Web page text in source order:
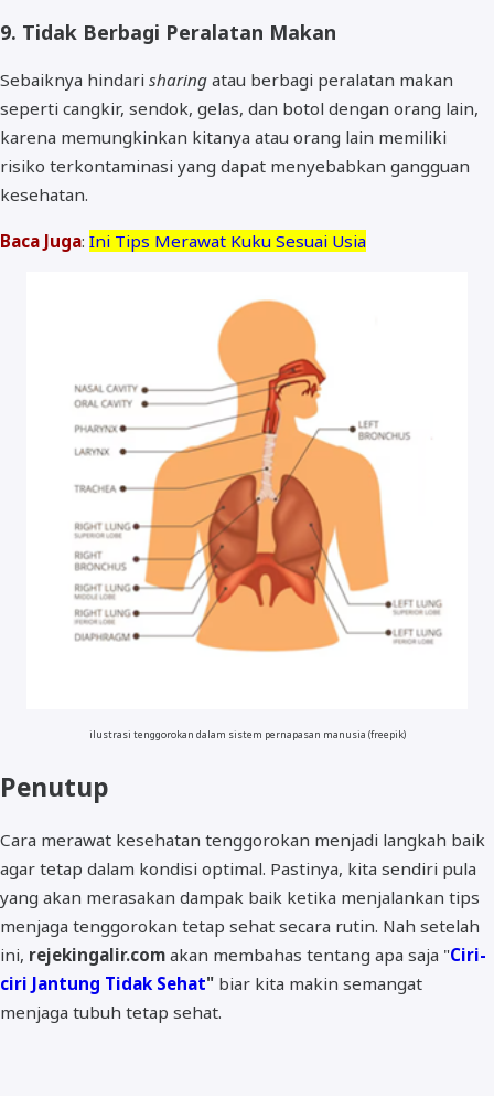
9. Tidak Berbagi Peralatan Makan
Sebaiknya hindari sharing atau berbagi peralatan makan
seperti cangkir, sendok, gelas, dan botol dengan orang lain,
karena memungkinkan kitanya atau orang lain memiliki
risiko terkontaminasi yang dapat menyebabkan gangguan
kesehatan.
Baca Juga: Ini Tips Merawat Kuku Sesuai Usia
ilustrasi tenggorokan dalam sistem pernapasan manusia (freepik)
Penutup
Cara merawat kesehatan tenggorokan menjadi langkah baik
agar tetap dalam kondisi optimal. Pastinya, kita sendiri pula
yang akan merasakan dampak baik ketika menjalankan tips
menjaga tenggorokan tetap sehat secara rutin. Nah setelah
ini, rejekingalir.com akan membahas tentang apa saja "Ciri-
ciri Jantung Tidak Sehat" biar kita makin semangat
menjaga tubuh tetap sehat.